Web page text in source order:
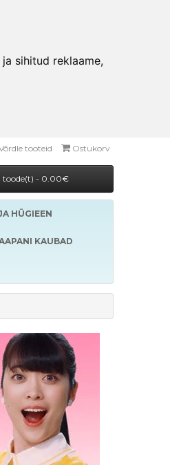
sihitud reklaame,
tooteid Ostukorv
- 0.00€
HÜGIEEN
KAUBAD